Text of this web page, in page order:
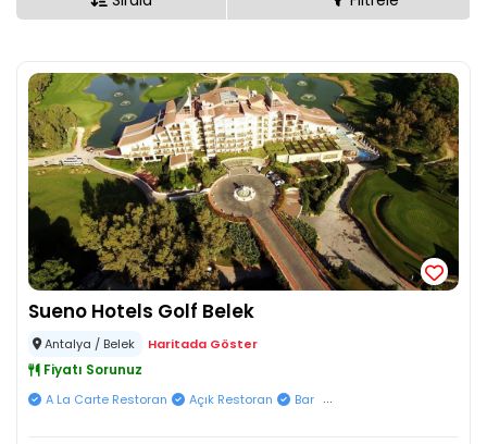
Sueno Hotels Golf Belek
Antalya / Belek Haritada Göster
Fiyatı Sorunuz
A La Carte Restoran Açık Restoran Bar ...